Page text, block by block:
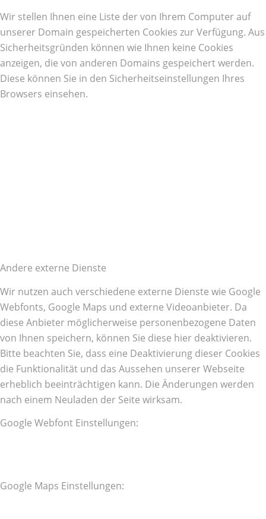
Wir stellen Ihnen eine Liste der von Ihrem Computer auf
unserer Domain gespeicherten Cookies zur Verfügung. Aus
Sicherheitsgründen können wie Ihnen keine Cookies
anzeigen, die von anderen Domains gespeichert werden.
Diese können Sie in den Sicherheitseinstellungen Ihres
Browsers einsehen.
Andere externe Dienste
Wir nutzen auch verschiedene externe Dienste wie Google
Webfonts, Google Maps und externe Videoanbieter. Da
diese Anbieter möglicherweise personenbezogene Daten
von Ihnen speichern, können Sie diese hier deaktivieren.
Bitte beachten Sie, dass eine Deaktivierung dieser Cookies
die Funktionalität und das Aussehen unserer Webseite
erheblich beeinträchtigen kann. Die Änderungen werden
nach einem Neuladen der Seite wirksam.
Google Webfont Einstellungen:
Google Maps Einstellungen: